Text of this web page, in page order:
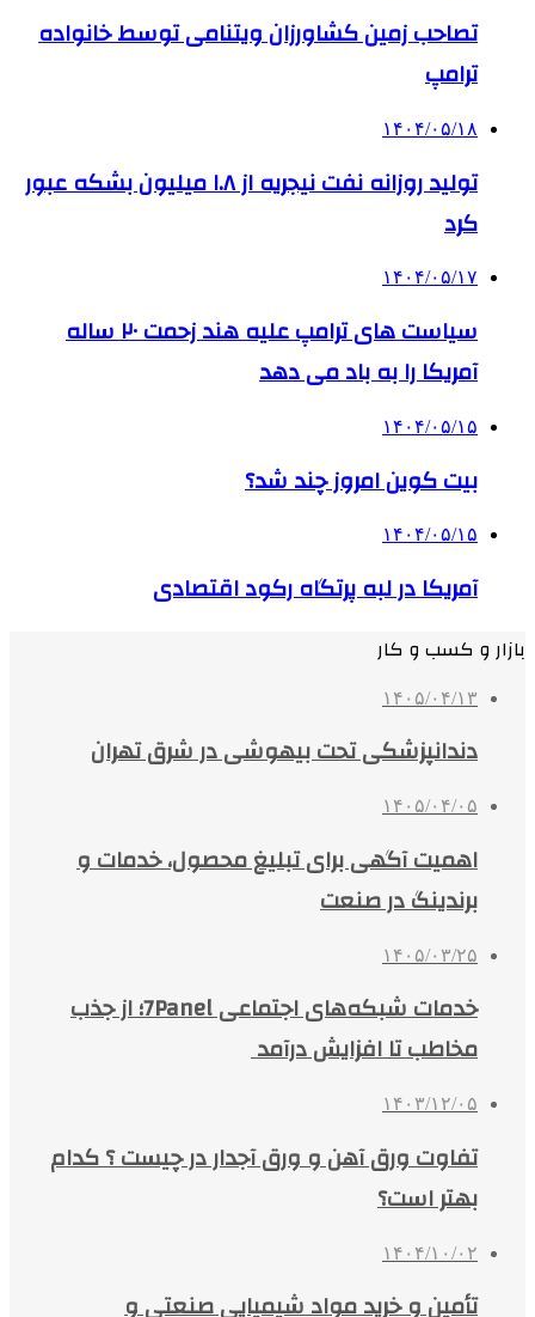
تصاحب زمین کشاورزان ویتنامی توسط خانواده
ترامپ
۱۴۰۴/۰۵/۱۸
تولید روزانه نفت نیجریه از ۱.۸ میلیون بشکه عبور
کرد
۱۴۰۴/۰۵/۱۷
سیاست های ترامپ علیه هند زحمت ۲۰ ساله
آمریکا را به باد می دهد
۱۴۰۴/۰۵/۱۵
بیت کوین امروز چند شد؟
۱۴۰۴/۰۵/۱۵
آمریکا در لبه پرتگاه رکود اقتصادی
بازار و کسب و کار
۱۴۰۵/۰۴/۱۳
دندانپزشکی تحت بیهوشی در شرق تهران
۱۴۰۵/۰۴/۰۵
اهمیت آگهی برای تبلیغ محصول، خدمات و
برندینگ در صنعت
۱۴۰۵/۰۳/۲۵
خدمات شبکه‌های اجتماعی 7Panel؛ از جذب
مخاطب تا افزایش درآمد
۱۴۰۳/۱۲/۰۵
تفاوت ورق آهن و ورق آجدار در چیست ؟ کدام
بهتر است؟
۱۴۰۴/۱۰/۰۲
تأمین و خرید مواد شیمیایی صنعتی و